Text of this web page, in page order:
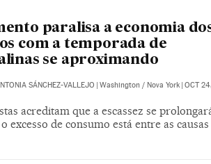
paralisa a economia
com a temporada de
se aproximando
SÁNCHEZ-VALLEJO | Washington / Nova York | OCT 24,
acreditam que a escassez se
excesso de consumo está entre as